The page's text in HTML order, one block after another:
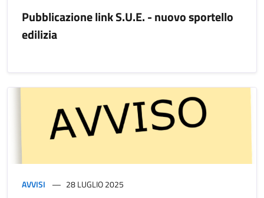
Pubblicazione link S.U.E. - nuovo sportello
edilizia
AVVISI 28 LUGLIO 2025